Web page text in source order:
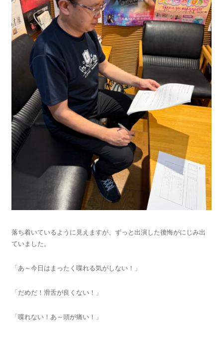
落ち着いているように見えますが、ずっと出演した後悔がにじみ出
ていました。
「あ～今日はまったく喋れる気がしない！」
「だめだ！滑舌が良くない！」
「喋れない！あ～頭が痛い！」